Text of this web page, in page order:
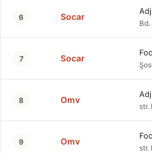
6 Socar
7 Socar
8 Omv
str.
9 Omv
str.